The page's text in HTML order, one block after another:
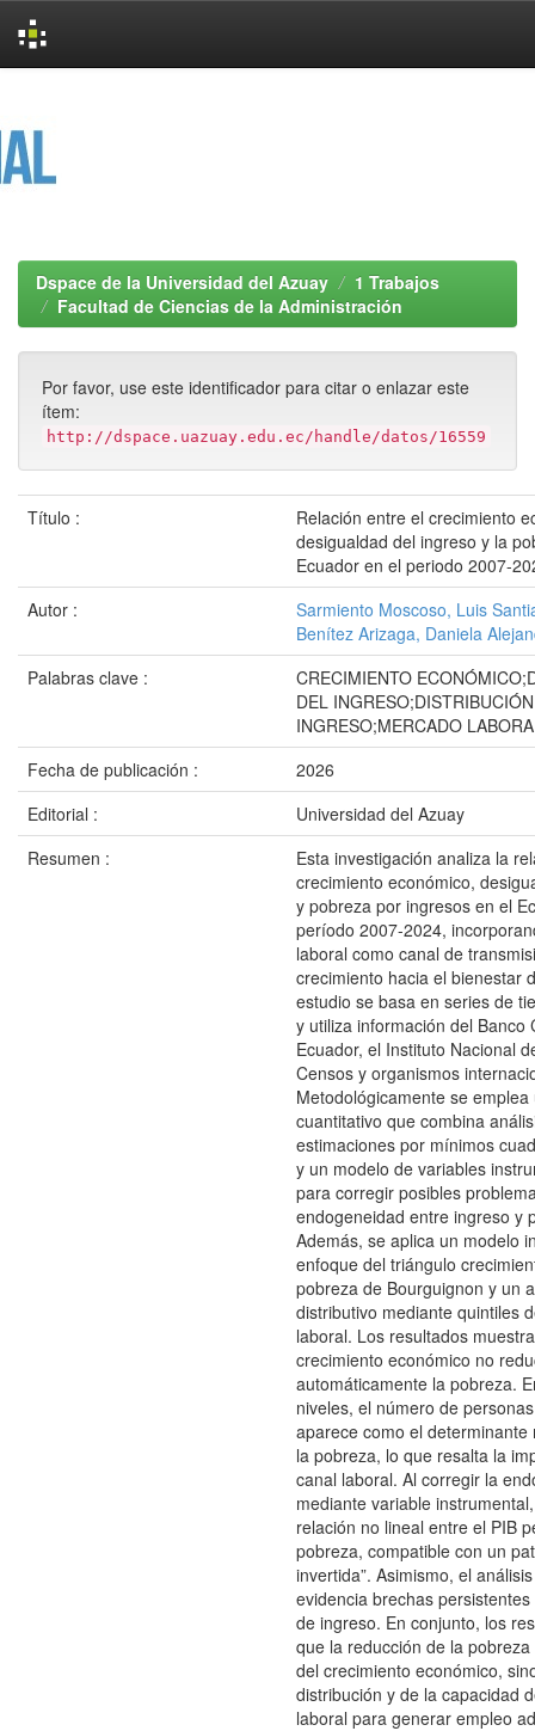
Dspace de la Universidad del Azuay
1 Trabajos
Facultad de Ciencias de la Administración
Por favor, use este identificador para citar o enlazar este
ítem:
http://dspace.uazuay.edu.ec/handle/datos/16559
Título :
Relación entre el crecimiento
desigualdad del ingreso y la
Ecuador en el periodo 2007-
Autor :
Sarmiento Moscoso, Luis
Benítez Arizaga, Daniela
Palabras clave :
CRECIMIENTO
DEL
INGRESO;MERCADO
Fecha de publicación :
2026
Editorial :
Universidad del Azuay
Resumen :
Esta investigación analiza la
crecimiento económico,
y pobreza por ingresos en el
período 2007-2024,
laboral como canal de
crecimiento hacia el bienestar
estudio se basa en series de
y utiliza información del Banco
Ecuador, el Instituto Nacional
Censos y organismos
Metodológicamente se
cuantitativo que combina
estimaciones por mínimos
y un modelo de variables
para corregir posibles
endogeneidad entre ingreso y
Además, se aplica un modelo
enfoque del triángulo
pobreza de Bourguignon y un
distributivo mediante quintiles
laboral. Los resultados
crecimiento económico no
automáticamente la pobreza.
niveles, el número de
aparece como el determinante
la pobreza, lo que resalta la
canal laboral. Al corregir la
mediante variable
relación no lineal entre el PIB
pobreza, compatible con un
invertida”. Asimismo, el
evidencia brechas
de ingreso. En conjunto, los
que la reducción de la
del crecimiento económico,
distribución y de la capacidad
laboral para generar empleo